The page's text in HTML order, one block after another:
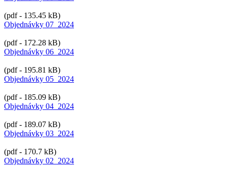
(pdf - 135.45 kB)
Objednávky 07_2024
(pdf - 172.28 kB)
Objednávky 06_2024
(pdf - 195.81 kB)
Objednávky 05_2024
(pdf - 185.09 kB)
Objednávky 04_2024
(pdf - 189.07 kB)
Objednávky 03_2024
(pdf - 170.7 kB)
Objednávky 02_2024